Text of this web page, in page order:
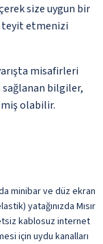
size uygun bir
teyit etmenizi
misafirleri
sağlanan bilgiler,
olabilir.
minibar ve düz ekran
yatağınızda Mısır
kablosuz internet
için uydu kanalları